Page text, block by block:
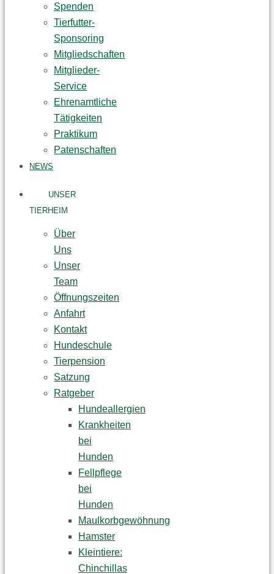
Spenden
Tierfutter-
Sponsoring
Mitgliedschaften
Mitglieder-
Service
Ehrenamtliche
Tätigkeiten
Praktikum
Patenschaften
NEWS
UNSER
TIERHEIM
Über
Uns
Unser
Team
Öffnungszeiten
Anfahrt
Kontakt
Hundeschule
Tierpension
Satzung
Ratgeber
Hundeallergien
Krankheiten
bei
Hunden
Fellpflege
bei
Hunden
Maulkorbgewöhnung
Hamster
Kleintiere:
Chinchillas